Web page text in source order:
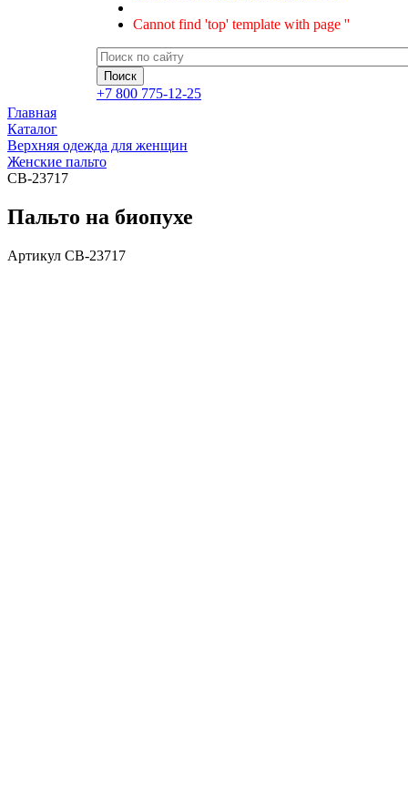
Cannot find 'top' template with page ''
+7 800 775-12-25
Главная
Каталог
Верхняя одежда для женщин
Женские пальто
CB-23717
Пальто на биопухе
Артикул CB-23717